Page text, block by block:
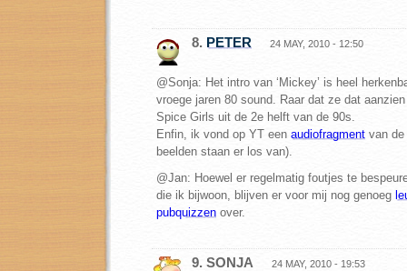
8. PETER 24 MAY, 2010 - 12:50
@Sonja: Het intro van ‘Mickey’ is heel
vroege jaren 80 sound. Raar dat ze dat
Spice Girls uit de 2e helft van de 90s.
Enfin, ik vond op YT een audiofragment van
beelden staan er los van).
@Jan: Hoewel er regelmatig foutjes te
die ik bijwoon, blijven er voor mij nog genoeg
pubquizzen over.
9. SONJA 24 MAY, 2010 - 19:53